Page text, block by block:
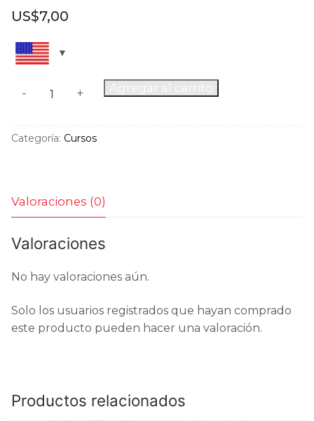
US$7,00
- +
Categoría: Cursos
Valoraciones (0)
Valoraciones
No hay valoraciones aún.
Solo los usuarios registrados que hayan comprado
este producto pueden hacer una valoración.
Productos relacionados